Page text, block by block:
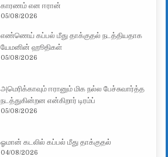
காரணம் என ஈரான்
05/08/2026
எண்ணெய் கப்பல் மீது தாக்குதல் நடத்தியதாக
யேமனின் ஹூதிகள்
05/08/2026
அமெரிக்காவும் ஈரானும் மிக நல்ல பேச்சுவார்த்த
நடத்துகின்றன என்கிறார் டிரம்ப்
05/08/2026
ஓமான் கடலில் கப்பல் மீது தாக்குதல்
04/08/2026